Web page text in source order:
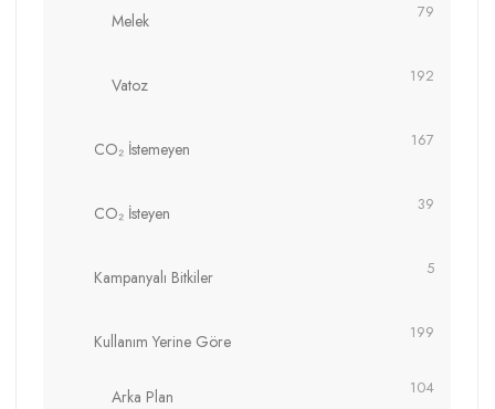
Melek 79
Vatoz 192
CO₂ İstemeyen 167
CO₂ İsteyen 39
Kampanyalı Bitkiler 5
Kullanım Yerine Göre 199
Arka Plan 104